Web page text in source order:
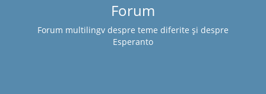
Forum
Forum multilingv despre teme diferite și despre
Esperanto